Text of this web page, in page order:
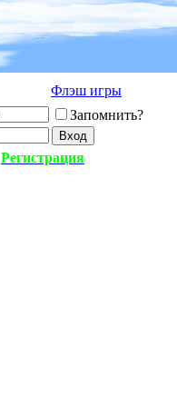
Флэш игры
Запомнить?
Регистрация